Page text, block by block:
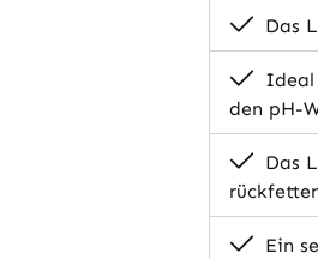
Das
Ideal
den pH-
Das
Ein